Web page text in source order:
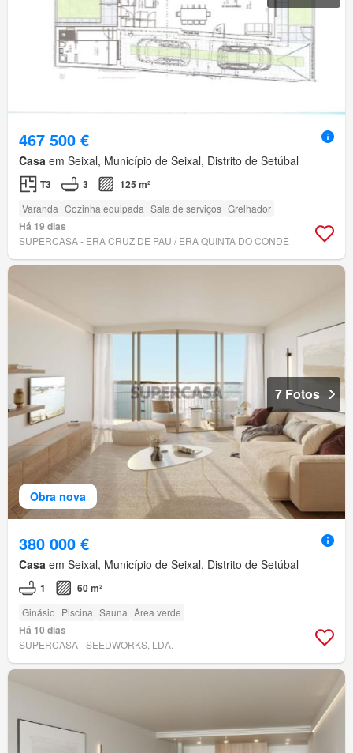
467 500 €
Casa em Seixal, Município de Seixal, Distrito de Setúbal
T3 3 125 m²
Varanda Cozinha equipada Sala de serviços Grelhador
Há 19 dias
SUPERCASA - ERA CRUZ DE PAU / ERA QUINTA DO CONDE
Obra nova
7 Fotos
380 000 €
Casa em Seixal, Município de Seixal, Distrito de Setúbal
1 60 m²
Ginásio Piscina Sauna Área verde
Há 10 dias
SUPERCASA - SEEDWORKS, LDA.